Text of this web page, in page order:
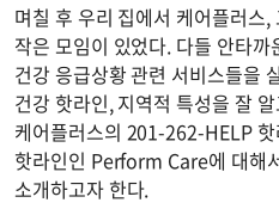
며칠 후 우리 집에서 케어플러스
작은 모임이 있었다. 다들 안타
건강 응급상황 관련 서비스들을
건강 핫라인, 지역적 특성을 잘
케어플러스의 201-262-HELP
핫라인인 Perform Care에 대해
소개하고자 한다.